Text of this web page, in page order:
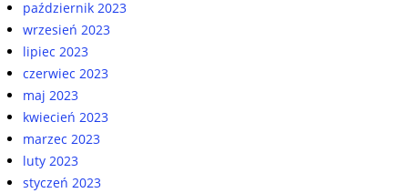
październik 2023
wrzesień 2023
lipiec 2023
czerwiec 2023
maj 2023
kwiecień 2023
marzec 2023
luty 2023
styczeń 2023